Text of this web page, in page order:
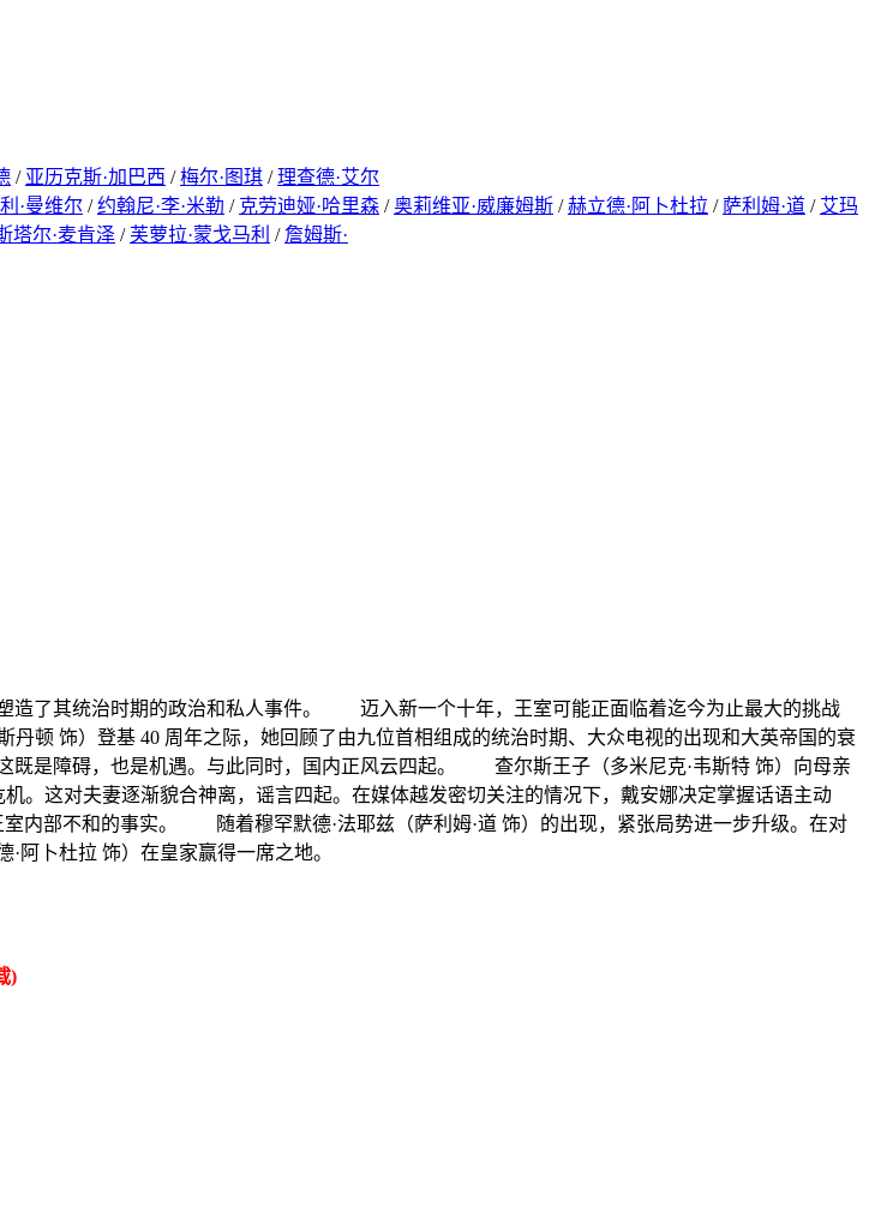
/ 亚历克斯·加巴西 /梅尔·图琪 /理查德·艾尔
·曼维尔 /约翰尼·李·米勒 / 克劳迪娅·哈里森 /奥莉维亚·威廉姆斯 /赫立德·阿卜杜拉 /萨利姆·道 / 艾玛
塔尔·麦肯泽 / 芙萝拉·蒙戈马利 /詹姆斯·
了其统治时期的政治和私人事件。 迈入新一个十年，王室可能正面临着迄今为止最大的挑战
饰）登基 40 周年之际，她回顾了由九位首相组成的统治时期、大众电视的出现和大英帝国的衰
既是障碍，也是机遇。与此同时，国内正风云四起。 查尔斯王子（多米尼克·韦斯特 饰）向母亲
。这对夫妻逐渐貌合神离，谣言四起。在媒体越发密切关注的情况下，戴安娜决定掌握话语主动
内部不和的事实。 随着穆罕默德·法耶兹（萨利姆·道 饰）的出现，紧张局势进一步升级。在对
阿卜杜拉 饰）在皇家赢得一席之地。
)